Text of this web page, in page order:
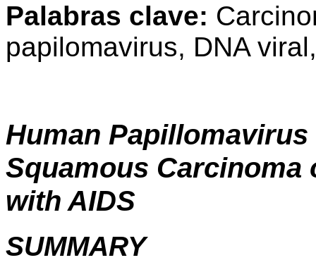
Palabras clave:
papilomavirus, DNA
Human
Squamous Carcinoma
with AIDS
SUMMARY